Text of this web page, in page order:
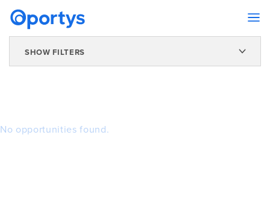
SHOW FILTERS
No opportunities found.